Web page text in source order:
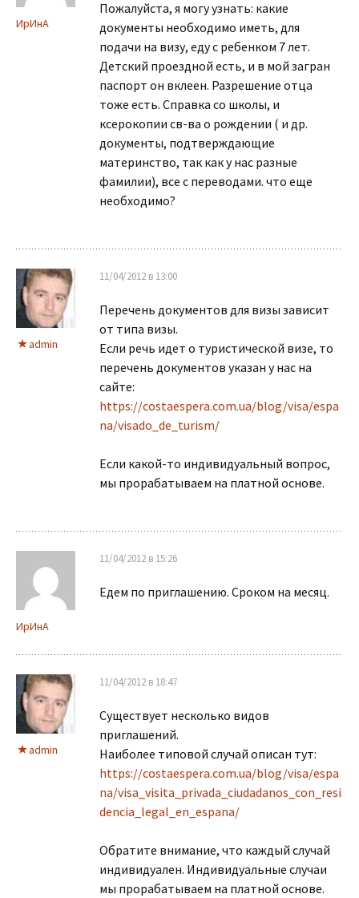
ИрИнА
Пожалуйста, я могу узнать: какие
документы необходимо иметь, для
подачи на визу, еду с ребенком 7 лет.
Детский проездной есть, и в мой загран
паспорт он вклеен. Разрешение отца
тоже есть. Справка со школы, и
ксерокопии св-ва о рождении ( и др.
документы, подтверждающие
материнство, так как у нас разные
фамилии), все с переводами. что еще
необходимо?
admin
11/04/2012 в 13:00
Перечень документов для визы зависит
от типа визы.
Если речь идет о туристической визе, то
перечень документов указан у нас на
сайте:
https://costaespera.com.ua/blog/visa/espa
na/visado_de_turism/
Если какой-то индивидуальный вопрос,
мы прорабатываем на платной основе.
ИрИнА
11/04/2012 в 15:26
Едем по приглашению. Сроком на месяц.
admin
11/04/2012 в 18:47
Существует несколько видов
приглашений.
Наиболее типовой случай описан тут:
https://costaespera.com.ua/blog/visa/espa
na/visa_visita_privada_ciudadanos_con_resi
dencia_legal_en_espana/
Обратите внимание, что каждый случай
индивидуален. Индивидуальные случаи
мы прорабатываем на платной основе.